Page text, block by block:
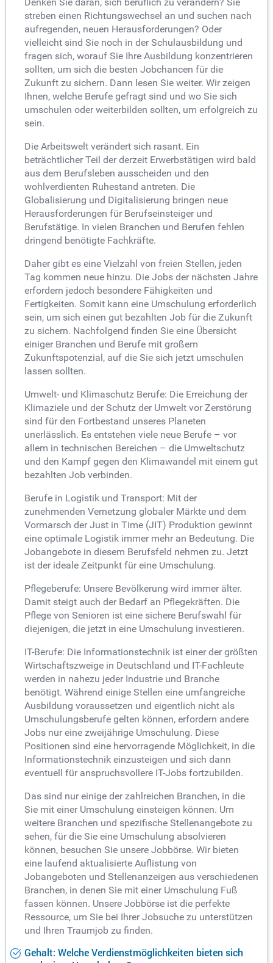
streben einen Richtungswechsel an und suchen nach
aufregenden, neuen Herausforderungen? Oder
vielleicht sind Sie noch in der Schulausbildung und
fragen sich, worauf Sie Ihre Ausbildung konzentrieren
sollten, um sich die besten Jobchancen für die
Zukunft zu sichern. Dann lesen Sie weiter. Wir zeigen
Ihnen, welche Berufe gefragt sind und wo Sie sich
umschulen oder weiterbilden sollten, um erfolgreich zu
sein.
Die Arbeitswelt verändert sich rasant. Ein
beträchtlicher Teil der derzeit Erwerbstätigen wird bald
aus dem Berufsleben ausscheiden und den
wohlverdienten Ruhestand antreten. Die
Globalisierung und Digitalisierung bringen neue
Herausforderungen für Berufseinsteiger und
Berufstätige. In vielen Branchen und Berufen fehlen
dringend benötigte Fachkräfte.
Daher gibt es eine Vielzahl von freien Stellen, jeden
Tag kommen neue hinzu. Die Jobs der nächsten Jahre
erfordern jedoch besondere Fähigkeiten und
Fertigkeiten. Somit kann eine Umschulung erforderlich
sein, um sich einen gut bezahlten Job für die Zukunft
zu sichern. Nachfolgend finden Sie eine Übersicht
einiger Branchen und Berufe mit großem
Zukunftspotenzial, auf die Sie sich jetzt umschulen
lassen sollten.
Umwelt- und Klimaschutz Berufe: Die Erreichung der
Klimaziele und der Schutz der Umwelt vor Zerstörung
sind für den Fortbestand unseres Planeten
unerlässlich. Es entstehen viele neue Berufe – vor
allem in technischen Bereichen – die Umweltschutz
und den Kampf gegen den Klimawandel mit einem gut
bezahlten Job verbinden.
Berufe in Logistik und Transport: Mit der
zunehmenden Vernetzung globaler Märkte und dem
Vormarsch der Just in Time (JIT) Produktion gewinnt
eine optimale Logistik immer mehr an Bedeutung. Die
Jobangebote in diesem Berufsfeld nehmen zu. Jetzt
ist der ideale Zeitpunkt für eine Umschulung.
Pflegeberufe: Unsere Bevölkerung wird immer älter.
Damit steigt auch der Bedarf an Pflegekräften. Die
Pflege von Senioren ist eine sichere Berufswahl für
diejenigen, die jetzt in eine Umschulung investieren.
IT-Berufe: Die Informationstechnik ist einer der größten
Wirtschaftszweige in Deutschland und IT-Fachleute
werden in nahezu jeder Industrie und Branche
benötigt. Während einige Stellen eine umfangreiche
Ausbildung voraussetzen und eigentlich nicht als
Umschulungsberufe gelten können, erfordern andere
Jobs nur eine zweijährige Umschulung. Diese
Positionen sind eine hervorragende Möglichkeit, in die
Informationstechnik einzusteigen und sich dann
eventuell für anspruchsvollere IT-Jobs fortzubilden.
Das sind nur einige der zahlreichen Branchen, in die
Sie mit einer Umschulung einsteigen können. Um
weitere Branchen und spezifische Stellenangebote zu
sehen, für die Sie eine Umschulung absolvieren
können, besuchen Sie unsere Jobbörse. Wir bieten
eine laufend aktualisierte Auflistung von
Jobangeboten und Stellenanzeigen aus verschiedenen
Branchen, in denen Sie mit einer Umschulung Fuß
fassen können. Unsere Jobbörse ist die perfekte
Ressource, um Sie bei Ihrer Jobsuche zu unterstützen
und Ihren Traumjob zu finden.
Gehalt: Welche Verdienstmöglichkeiten bieten sich